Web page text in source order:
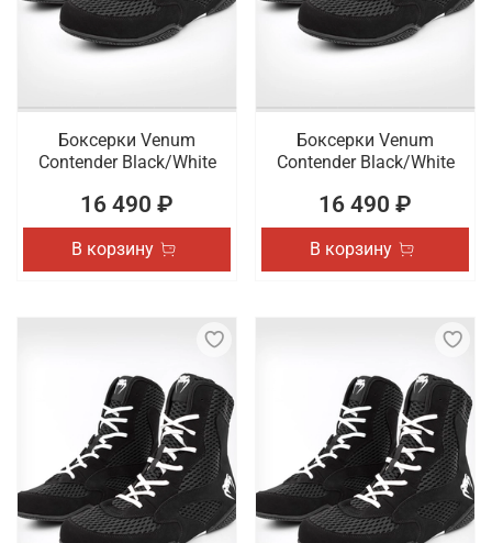
Боксерки Venum
Contender Black/White
16 490 ₽
В корзину
Боксерки Venum
Contender Black/White
16 490 ₽
В корзину